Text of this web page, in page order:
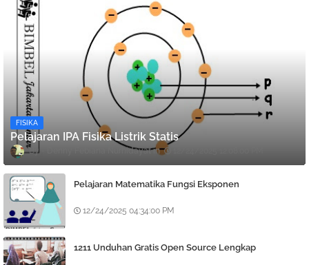
FISIKA
Pelajaran IPA Fisika Listrik Statis
Denny Febiana Nurhidayat
Pelajaran Matematika Fungsi Eksponen
12/24/2025 04:34:00 PM
1211 Unduhan Gratis Open Source Lengkap